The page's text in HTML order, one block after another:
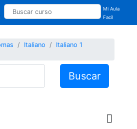
Mi Aula
Facil
Italiano
Italiano 1
Buscar